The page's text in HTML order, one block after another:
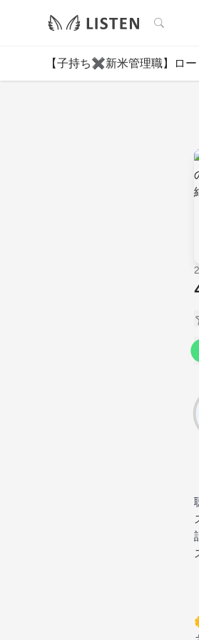
検索
【子持ち✖️新米管理職】ロー